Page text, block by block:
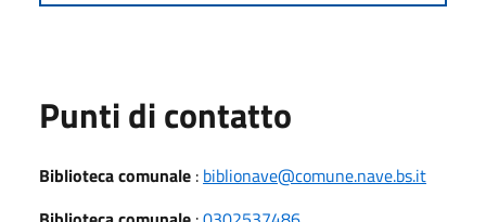
Punti di contatto
Biblioteca comunale : biblionave@comune.nave.bs.it